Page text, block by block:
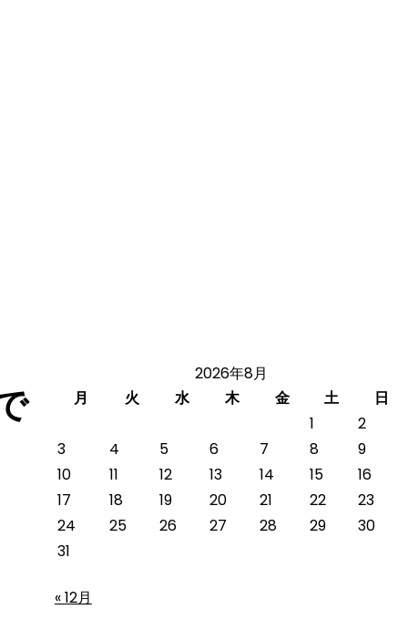
2026年8月
月
火 水 木 金 土
日
1
2
3
4 5 6 7 8
9
10
11 12 13 14 15
16
17
18 19 20 21 22
23
24
25 26 27 28 29
30
31
« 12月